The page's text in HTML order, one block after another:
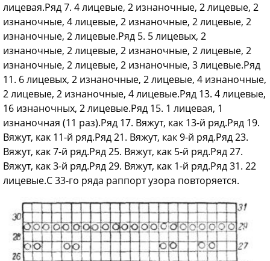
лицевая.Ряд 7. 4 лицевые, 2 изнаночные, 2 лицевые, 2
изнаночные, 4 лицевые, 2 изнаночные, 2 лицевые, 2
изнаночные, 2 лицевые.Ряд 5. 5 лицевых, 2
изнаночные, 2 лицевые, 2 изнаночные, 2 лицевые, 2
изнаночные, 2 лицевые, 2 изнаночные, 3 лицевые.Ряд
11. 6 лицевых, 2 изнаночные, 2 лицевые, 4 изнаночные,
2 лицевые, 2 изнаночные, 4 лицевые.Ряд 13. 4 лицевые,
16 изнаночных, 2 лицевые.Ряд 15. 1 лицевая, 1
изнаночная (11 раз).Ряд 17. Вяжут, как 13-й ряд.Ряд 19.
Вяжут, как 11-й ряд.Ряд 21. Вяжут, как 9-й ряд.Ряд 23.
Вяжут, как 7-й ряд.Ряд 25. Вяжут, как 5-й ряд.Ряд 27.
Вяжут, как 3-й ряд.Ряд 29. Вяжут, как 1-й ряд.Ряд 31. 22
лицевые.С 33-го ряда раппорт узора повторяется.